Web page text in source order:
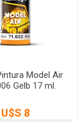
Model Air
Gelb 17 ml.
U$S 8